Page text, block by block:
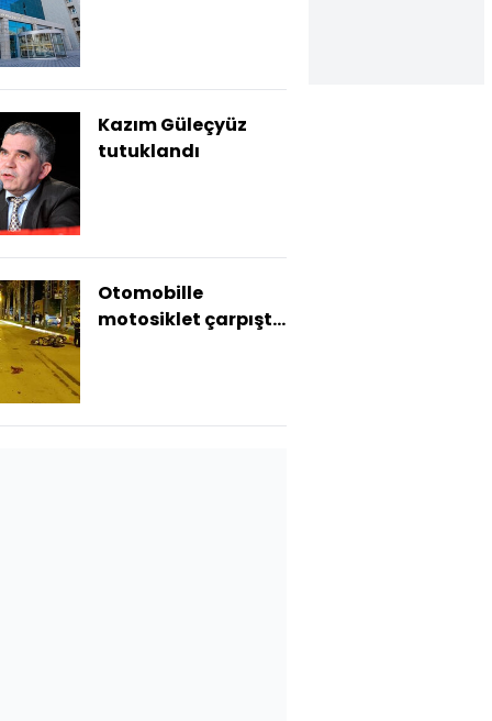
Kazım Güleçyüz
tutuklandı
Otomobille
motosiklet çarpıştı!